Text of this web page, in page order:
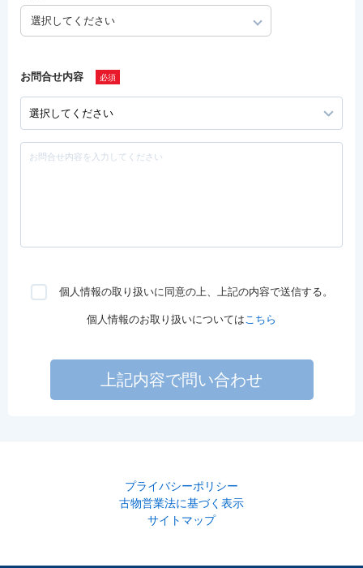
選択してください
お問合せ内容
個人情報の取り扱いに同意の上、上記の内容で送信する。
個人情報のお取り扱いについてはこちら
上記内容で問い合わせ
プライバシーポリシー
古物営業法に基づく表示
サイトマップ